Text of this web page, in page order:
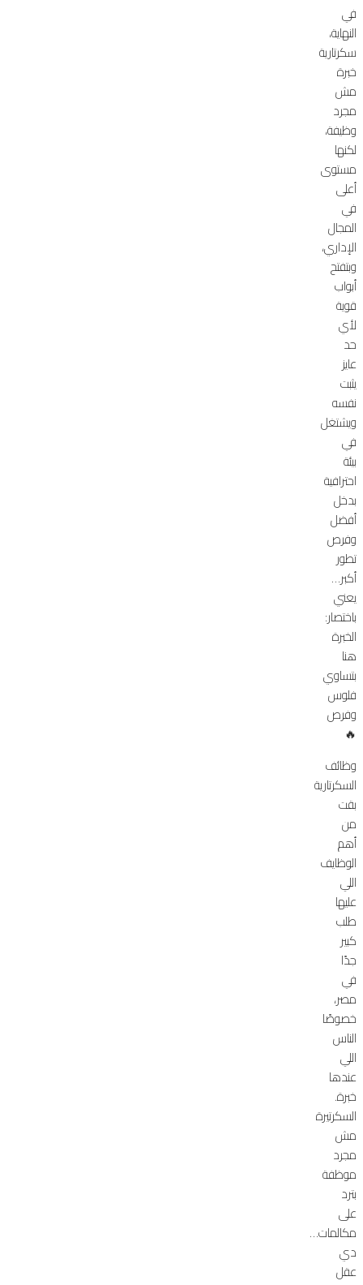
في
النهاية،
سكرتارية
خبرة
مش
مجرد
وظيفة،
لكنها
مستوى
أعلى
في
المجال
الإداري،
وبتفتح
أبواب
قوية
لأي
حد
عايز
يثبت
نفسه
ويشتغل
في
بيئة
احترافية
بدخل
أفضل
وفرص
تطور
أكبر…
يعني
باختصار:
الخبرة
هنا
بتساوي
فلوس
وفرص
🔥
وظائف
السكرتارية
بقت
من
أهم
الوظايف
اللي
عليها
طلب
كبير
جدًا
في
مصر،
خصوصًا
الناس
اللي
عندها
خبرة.
السكرتيرة
مش
مجرد
موظفة
بترد
على
مكالمات…
دي
عقل